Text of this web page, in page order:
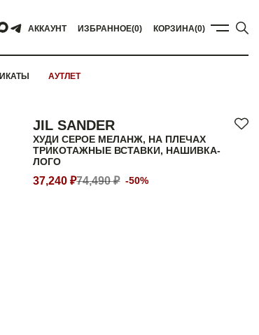
АККАУНТ ИЗБРАННОЕ(0) КОРЗИНА(0)
АУТЛЕТ
JIL SANDER
ХУДИ СЕРОЕ МЕЛАНЖ, НА ПЛЕЧАХ
ТРИКОТАЖНЫЕ ВСТАВКИ, НАШИВКА-
ЛОГО
37,240 ₽74,490 ₽ -50%